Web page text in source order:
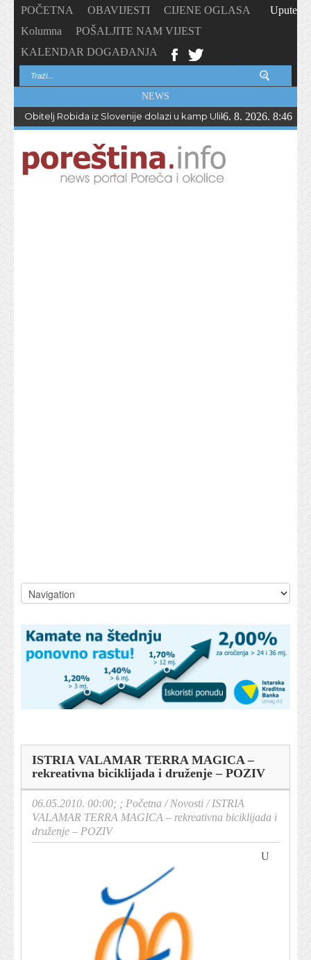
POČETNA OBAVIJESTI
CIJENE OGLASA
Kolumna
POŠALJITE NAM VIJEST
KALENDAR DOGAĐANJA
Upute
NEWS
Obitelj Robida iz Slovenije dolazi u kamp Ulika već 50 godina !
6. 8. 2026. 8:46
ISTRIA VALAMAR TERRA MAGICA –
rekreativna biciklijada i druženje – POZIV
06.05.2010. 00:00; ; Početna /Novosti /ISTRIA
VALAMAR TERRA MAGICA – rekreativna biciklijada i
druženje – POZIV
U